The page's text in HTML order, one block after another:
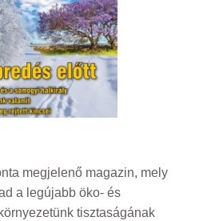
megjelenő magazin, mely
a legújabb öko- és
tisztaságának